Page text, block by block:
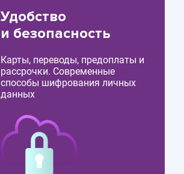
Удобство
и безопасность
Карты, переводы, предоплаты и
рассрочки. Современные
способы шифрования личных
данных